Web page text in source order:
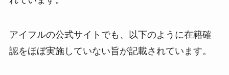
アイフルの公式サイトでも、以下のように在籍確
認をほぼ実施していない旨が記載されています。